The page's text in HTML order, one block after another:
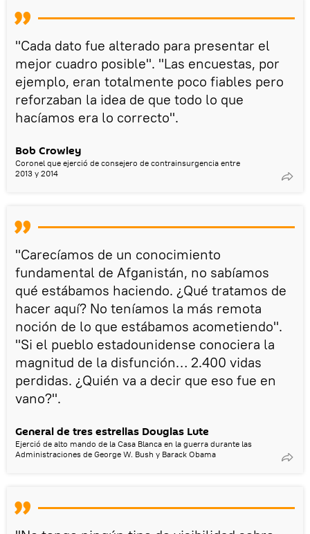
"Cada dato fue alterado para presentar el
mejor cuadro posible". "Las encuestas, por
ejemplo, eran totalmente poco fiables pero
reforzaban la idea de que todo lo que
hacíamos era lo correcto".
Bob Crowley
Coronel que ejerció de consejero de contrainsurgencia entre
2013 y 2014
"Carecíamos de un conocimiento
fundamental de Afganistán, no sabíamos
qué estábamos haciendo. ¿Qué tratamos de
hacer aquí? No teníamos la más remota
noción de lo que estábamos acometiendo".
"Si el pueblo estadounidense conociera la
magnitud de la disfunción… 2.400 vidas
perdidas. ¿Quién va a decir que eso fue en
vano?".
General de tres estrellas Douglas Lute
Ejerció de alto mando de la Casa Blanca en la guerra durante las
Administraciones de George W. Bush y Barack Obama